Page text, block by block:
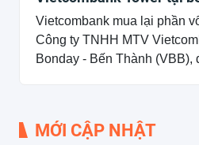
Đằng
Vietcombank mua lại phần
Công ty TNHH MTV
Bonday - Bến Thành (VBB),
MỚI CẬP NHẬT